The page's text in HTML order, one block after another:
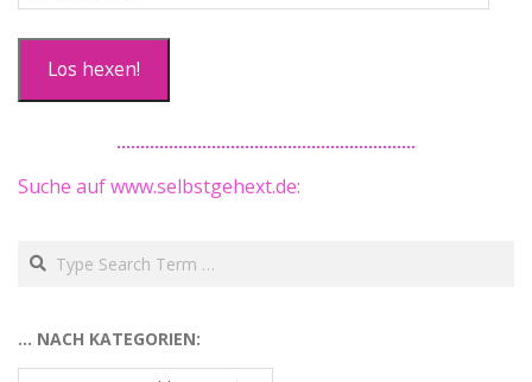
Los hexen!
Suche auf www.selbstgehext.de:
Search
… NACH KATEGORIEN: